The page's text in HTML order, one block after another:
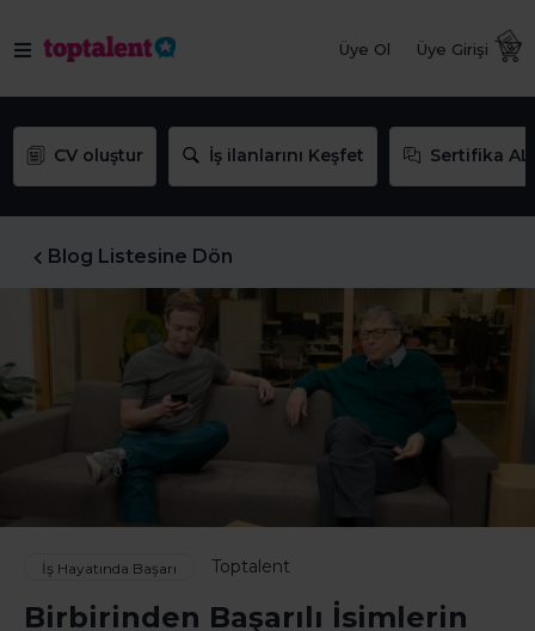
Üye Ol Üye Girişi
CV oluştur İş ilanlarını Keşfet Sertifika AL
Blog Listesine Dön
İş Hayatında Başarı Toptalent
Birbirinden Başarılı İsimlerin